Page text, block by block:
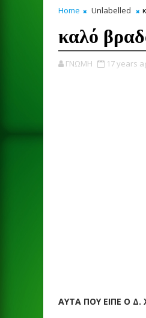
Home Unlabelled
καλό
ΓΝΩΜΗ 17 years
ΑΥΤΑ ΠΟΥ ΕΙΠΕ Ο